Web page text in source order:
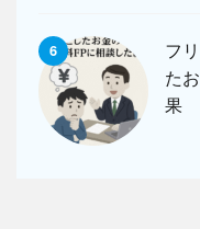
6
フ
た
果